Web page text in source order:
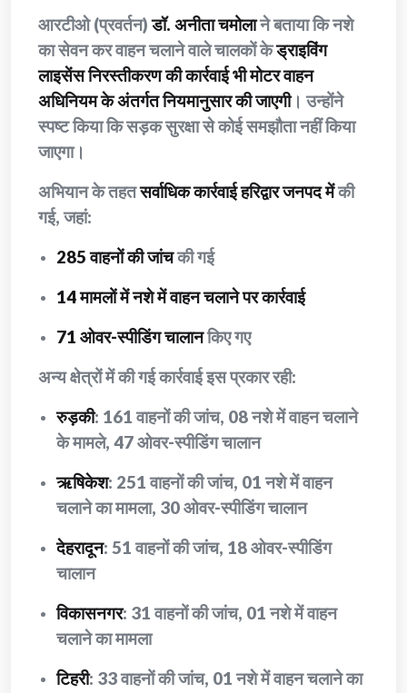
आरटीओ (प्रवर्तन)डॉ. अनीता चमोलाने बताया कि नशे
का सेवन कर वाहन चलाने वाले चालकों केड्राइविंग
लाइसेंस निरस्तीकरण की कार्रवाई भी मोटर वाहन
अधिनियम के अंतर्गत नियमानुसार की जाएगी। उन्होंने
स्पष्ट किया कि सड़क सुरक्षा से कोई समझौता नहीं किया
जाएगा।
अभियान के तहतसर्वाधिक कार्रवाई हरिद्वार जनपद मेंकी
गई, जहां:
285 वाहनों की जांचकी गई
14 मामलों में नशे में वाहन चलाने पर कार्रवाई
71 ओवर-स्पीडिंग चालानकिए गए
अन्य क्षेत्रों में की गई कार्रवाई इस प्रकार रही:
रुड़की: 161 वाहनों की जांच, 08 नशे में वाहन चलाने
के मामले, 47 ओवर-स्पीडिंग चालान
ऋषिकेश: 251 वाहनों की जांच, 01 नशे में वाहन
चलाने का मामला, 30 ओवर-स्पीडिंग चालान
देहरादून: 51 वाहनों की जांच, 18 ओवर-स्पीडिंग
चालान
विकासनगर: 31 वाहनों की जांच, 01 नशे में वाहन
चलाने का मामला
टिहरी: 33 वाहनों की जांच, 01 नशे में वाहन चलाने का